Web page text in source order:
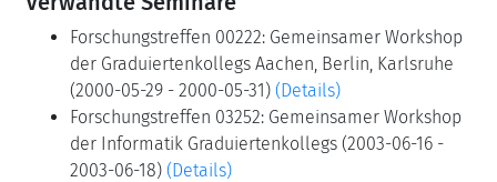
Forschungstreffen 00222: Gemeinsamer Workshop
der Graduiertenkollegs Aachen, Berlin, Karlsruhe
(2000-05-29 - 2000-05-31) (Details)
Forschungstreffen 03252: Gemeinsamer Workshop
der Informatik Graduiertenkollegs (2003-06-16 -
2003-06-18) (Details)